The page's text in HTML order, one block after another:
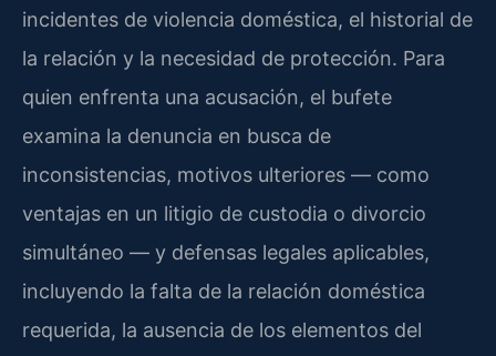
incidentes de violencia doméstica, el historial de
la relación y la necesidad de protección. Para
quien enfrenta una acusación, el bufete
examina la denuncia en busca de
inconsistencias, motivos ulteriores — como
ventajas en un litigio de custodia o divorcio
simultáneo — y defensas legales aplicables,
incluyendo la falta de la relación doméstica
requerida, la ausencia de los elementos del